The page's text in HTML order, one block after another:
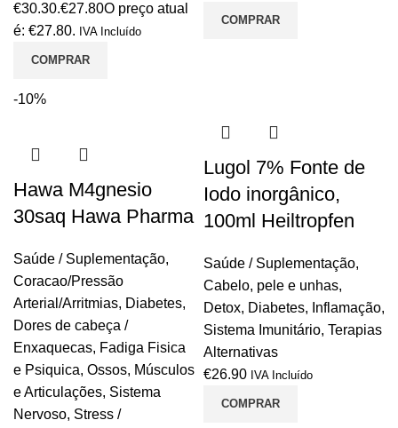
€30.30.€27.80O preço atual
é: €27.80. IVA Incluído
COMPRAR
COMPRAR
-10%
Hawa M4gnesio
30saq Hawa Pharma
Saúde / Suplementação,
Coracao/Pressão
Arterial/Arritmias, Diabetes,
Dores de cabeça /
Enxaquecas, Fadiga Fisica
e Psiquica, Ossos, Músculos
e Articulações, Sistema
Nervoso, Stress /
Lugol 7% Fonte de
Iodo inorgânico,
100ml Heiltropfen
Saúde / Suplementação,
Cabelo, pele e unhas,
Detox, Diabetes, Inflamação,
Sistema Imunitário, Terapias
Alternativas
€26.90 IVA Incluído
COMPRAR